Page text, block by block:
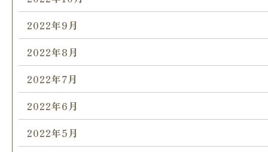
2022年9月
2022年8月
2022年7月
2022年6月
2022年5月